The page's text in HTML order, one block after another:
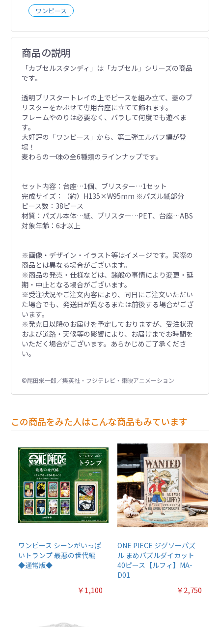
ワンピース
商品の説明
「カブセルスタンディ」は「カブセル」シリーズの商品
です。
透明ブリスタートレイの上でピースを組み立て、蓋のブ
リスターをかぶせて専用台座に立てて飾れます。
フレームやのりは必要なく、バラして何度でも遊べま
す。
大好評の「ワンピース」から、第二弾エルバフ編が登
場！
麦わらの一味の全6種類のラインナップです。
セット内容：台座…1個、ブリスター…1セット
完成サイズ：（約）H135×W95mm ※パズル紙部分
ピース数：38ピース
材質：パズル本体…紙、ブリスター…PET、台座…ABS
対象年齢：6才以上
※画像・デザイン・イラスト等はイメージです。実際の
商品とは異なる場合がございます。
※商品の発売・仕様などは、諸般の事情により変更・延
期・中止となる場合がございます。
※受注状況やご注文内容により、同日にご注文いただい
た場合でも、発送日が異なるまたは前後する場合がござ
います。
※発売日以降のお届けを予定しておりますが、受注状況
および道路・天候等の影響により、お届けまでお時間を
いただく場合がございます。あらかじめご了承くださ
い。
©尾田栄一郎／集英社・フジテレビ・東映アニメーション
この商品をみた人はこんな商品もみています
ワンピース シーンがいっぱ
いトランプ 最悪の世代編
◆通常版◆
￥1,100
ONE PIECE ジグソーパズ
ル まめパズルダイカット
40ピース【ルフィ】MA-
D01
￥2,750